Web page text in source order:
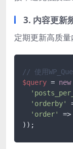
3. 内容更新
定期更新高质量
// 使用
$query = new
'orderby'
'order'
=>